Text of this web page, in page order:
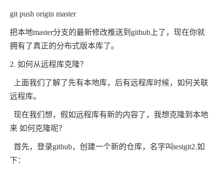
git push origin master
把本地master分支的最新修改推送到github上了，现在你就
拥有了真正的分布式版本库了。
2. 如何从远程库克隆？
上面我们了解了先有本地库，后有远程库时候，如何关联
远程库。
现在我们想，假如远程库有新的内容了，我想克隆到本地
来 如何克隆呢？
首先，登录github，创建一个新的仓库，名字叫testgit2.如
下：